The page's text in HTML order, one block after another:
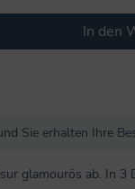
In den
Sie erhalten Ihre
glamourös ab. In 3